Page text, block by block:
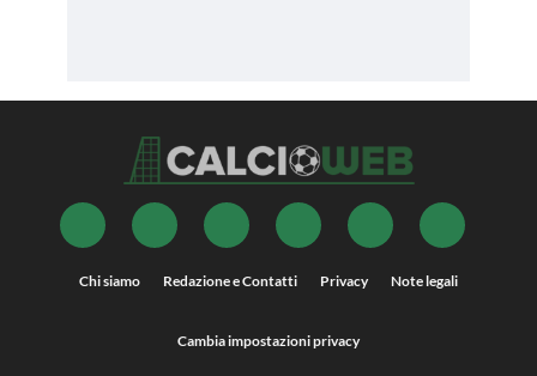
Chi siamo Redazione e Contatti Privacy Note legali
Cambia impostazioni privacy